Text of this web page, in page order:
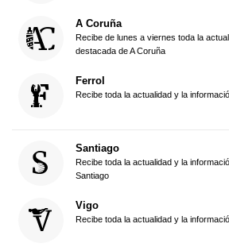
A Coruña
Recibe de lunes a viernes toda la
destacada de A Coruña
Ferrol
Recibe toda la actualidad y la
Santiago
Recibe toda la actualidad y la
Santiago
Vigo
Recibe toda la actualidad y la